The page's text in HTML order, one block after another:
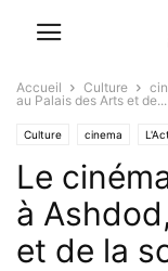
Accueil Culture
au Palais des Arts et de...
Culture cinema
Le
à
et de la